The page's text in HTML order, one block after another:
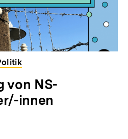
von NS-
innen